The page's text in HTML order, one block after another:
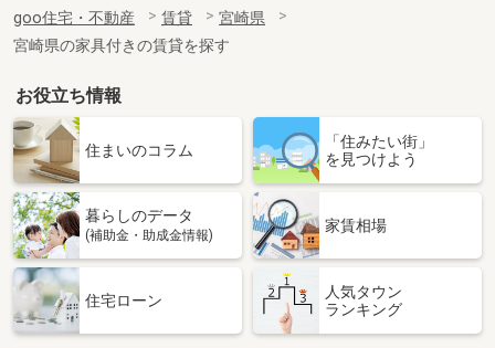
専有面積
19.87m²
間取り
1K
宮崎県宮崎市下北方町塚原
価 格
4.90万円
宮崎県宮崎市下北方町塚原
専有面積 23.18m²
間取り
宮崎県宮崎市吉村町
住 所
宮崎県宮崎市吉村町
goo住宅・不動産 賃貸
宮崎県
宮崎県の家具付きの賃貸を探す
お役立ち情報
住まいのコラム
「住みたい街」
を見つけよう
暮らしのデータ
(補助金・助成金情報)
家賃相場
住宅ローン
人気タウン
ランキング